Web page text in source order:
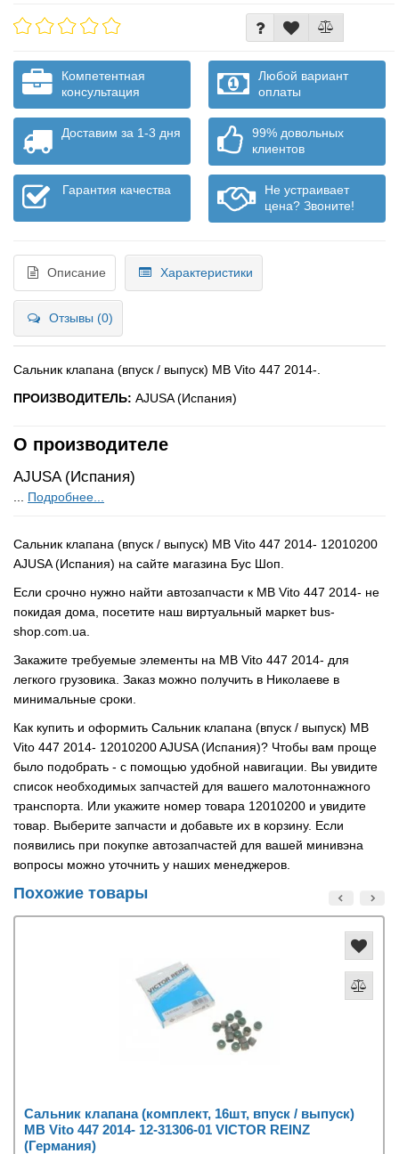
Компетентная
консультация
Любой вариант
оплаты
Доставим за 1-3 дня
99% довольных
клиентов
Гарантия качества
Не устраивает
цена? Звоните!
Описание Характеристики
Отзывы (0)
Сальник клапана (впуск / выпуск) MB Vito 447 2014-.
ПРОИЗВОДИТЕЛЬ: AJUSA (Испания)
О производителе
AJUSA (Испания)
Подробнее...
Сальник клапана (впуск / выпуск) MB Vito 447 2014- 12010200
AJUSA (Испания) на сайте магазина Бус Шоп.
Если срочно нужно найти автозапчасти к MB Vito 447 2014- не
покидая дома, посетите наш виртуальный маркет bus-
shop.com.ua.
Закажите требуемые элементы на MB Vito 447 2014- для
легкого грузовика. Заказ можно получить в Николаеве в
минимальные сроки.
Как купить и оформить Сальник клапана (впуск / выпуск) MB
Vito 447 2014- 12010200 AJUSA (Испания)? Чтобы вам проще
было подобрать - с помощью удобной навигации. Вы увидите
список необходимых запчастей для вашего малотоннажного
транспорта. Или укажите номер товара 12010200 и увидите
товар. Выберите запчасти и добавьте их в корзину. Если
появились при покупке автозапчастей для вашей минивэна
вопросы можно уточнить у наших менеджеров.
Похожие товары
Сальник клапана (комплект, 16шт, впуск / выпуск)
MB Vito 447 2014- 12-31306-01 VICTOR REINZ
(Германия)